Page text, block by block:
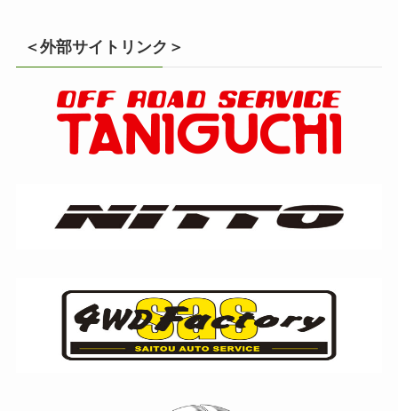
＜外部サイトリンク＞